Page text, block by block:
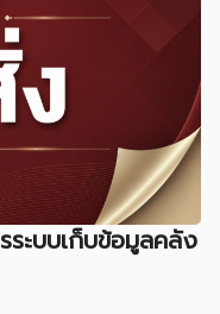
ะบบเก็บข้อมูลคลัง